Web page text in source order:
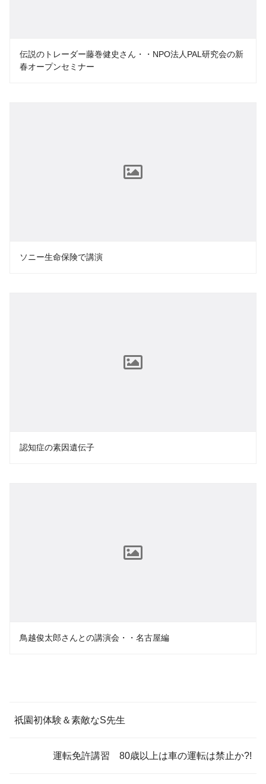
伝説のトレーダー藤巻健史さん・・NPO法人PAL研究会の新
春オープンセミナー
ソニー生命保険で講演
認知症の素因遺伝子
鳥越俊太郎さんとの講演会・・名古屋編
祇園初体験＆素敵なS先生
運転免許講習 80歳以上は車の運転は禁止か?!